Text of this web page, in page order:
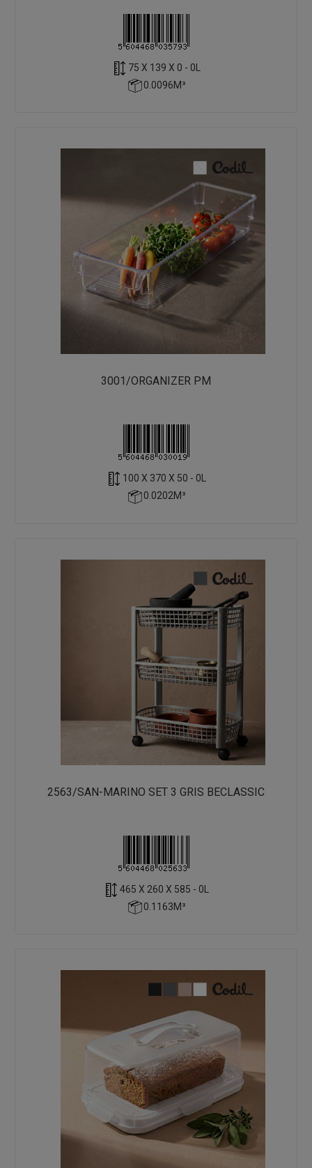
75 X 139 X 0 - 0L
0.0096M³
3001/ORGANIZER PM
100 X 370 X 50 - 0L
0.0202M³
2563/SAN-MARINO SET 3 GRIS BECLASSIC
465 X 260 X 585 - 0L
0.1163M³